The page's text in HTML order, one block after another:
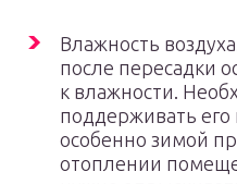
Влажность
после пересадки
к влажности.
поддерживать его
особенно зимой
отоплении